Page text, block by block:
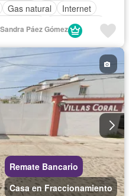
Gas natural
Internet
verdes Sin amueblar
Páez Gómez
Remate Bancario
Casa en Fraccionamiento